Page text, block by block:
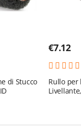
di Stucco
€7.12
Rullo per